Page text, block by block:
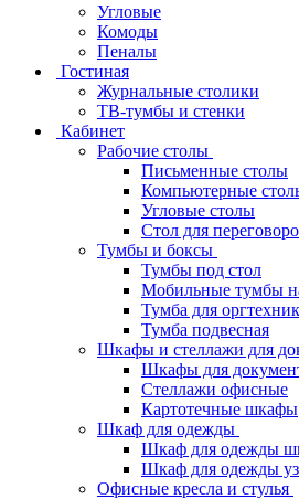
Угловые
Комоды
Пеналы
Гостиная
Журнальные столики
ТВ‑тумбы и стенки
Кабинет
Рабочие столы
Письменные столы
Компьютерные
Угловые столы
Стол для
Тумбы и боксы
Тумбы под стол
Мобильные тумбы
Тумба для
Тумба подвесная
Шкафы и стеллажи для
Шкафы для
Стеллажи офисные
Картотечные шкафы
Шкаф для одежды
Шкаф для одежды
Шкаф для одежды
Офисные кресла и стулья